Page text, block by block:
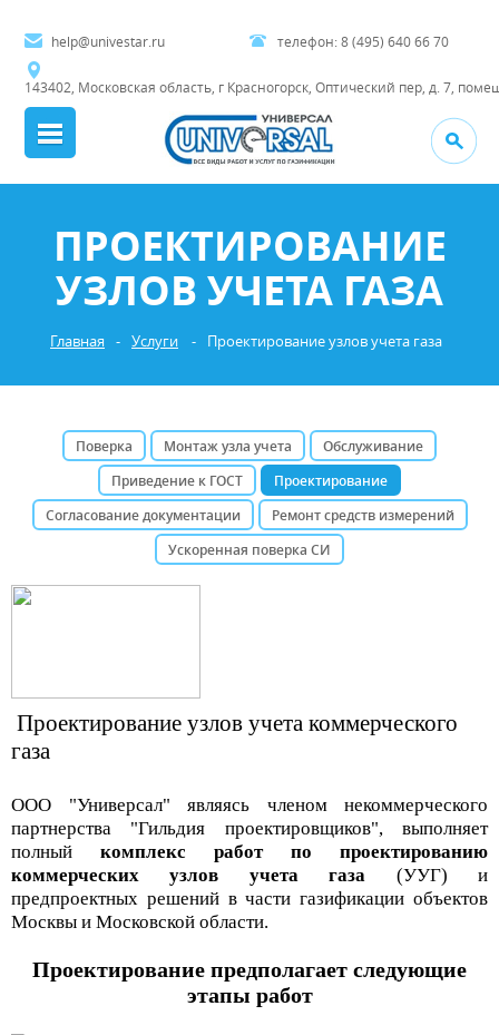
help@univestar.ru
143402, Московская область, г Красногорск, Оптический пер, д. 7,
телефон: 8 (495) 640 66 70
ПРОЕКТИРОВАНИЕ
УЗЛОВ УЧЕТА ГАЗА
Главная - Услуги - Проектирование узлов учета газа
Поверка Монтаж узла учета
Обслуживание
Приведение к ГОСТ
Проектирование
Согласование документации
Ремонт средств измерений
Ускоренная поверка СИ
Проектирование узлов учета коммерческого
газа
ООО "Универсал" являясь членом некоммерческого
партнерства "Гильдия проектировщиков", выполняет
полный комплекс работ по проектированию
коммерческих узлов учета газа (УУГ) и
предпроектных решений в части газификации объектов
Москвы и Московской области.
Проектирование предполагает следующие
этапы работ